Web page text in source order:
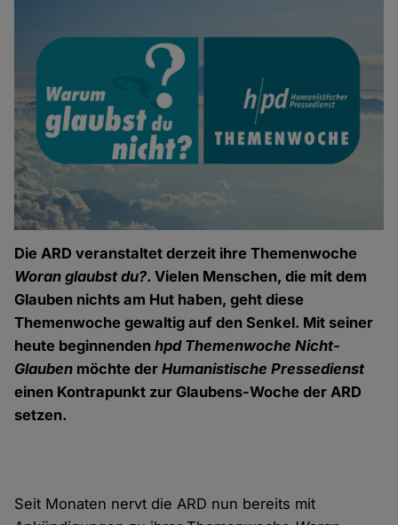
Die ARD veranstaltet derzeit ihre Themenwoche
Woran glaubst du?. Vielen Menschen, die mit dem
Glauben nichts am Hut haben, geht diese
Themenwoche gewaltig auf den Senkel. Mit seiner
heute beginnendenhpd Themenwoche Nicht-
Glauben möchte derHumanistische Pressedienst
einen Kontrapunkt zur Glaubens-Woche der ARD
setzen.
Seit Monaten nervt die ARD nun bereits mit